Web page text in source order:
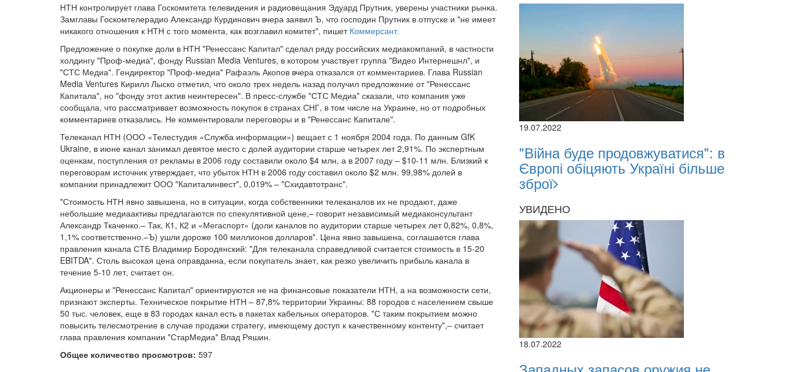
НТН контролирует глава Госкомитета телевидения и радиовещания Эдуард Прутник, уверены участники рынка.
Замглавы Госкомтелерадио Александр Курдинович вчера заявил Ъ, что господин Прутник в отпуске и "не имеет
никакого отношения к НТН с того момента, как возглавил комитет", пишет Коммерсант.
Предложение о покупке доли в НТН "Ренессанс Капитал" сделал ряду российских медиакомпаний, в частности
холдингу "Проф-медиа", фонду Russian Media Ventures, в котором участвует группа "Видео Интернешнл", и
"СТС Медиа". Гендиректор "Проф-медиа" Рафаэль Акопов вчера отказался от комментариев. Глава Russian
Media Ventures Кирилл Лыско отметил, что около трех недель назад получил предложение от "Ренессанс
Капитала", но "фонду этот актив неинтересен". В пресс-службе "СТС Медиа" сказали, что компания уже
сообщала, что рассматривает возможность покупок в странах СНГ, в том числе на Украине, но от подробных
комментариев отказались. Не комментировали переговоры и в "Ренессанс Капитале".
Телеканал НТН (ООО «Телестудия «Служба информации») вещает с 1 ноября 2004 года. По данным GfK
Ukraine, в июне канал занимал девятое место с долей аудитории старше четырех лет 2,91%. По экспертным
оценкам, поступления от рекламы в 2006 году составили около $4 млн, а в 2007 году – $10-11 млн. Близкий к
переговорам источник утверждает, что убыток НТН в 2006 году составил около $2 млн. 99,98% долей в
компании принадлежит ООО "Капиталинвест", 0,019% – "Схидавтотранс".
"Стоимость НТН явно завышена, но в ситуации, когда собственники телеканалов их не продают, даже
небольшие медиаактивы предлагаются по спекулятивной цене,– говорит независимый медиаконсультант
Александр Ткаченко.– Так, К1, К2 и «Мегаспорт» (доли каналов по аудитории старше четырех лет 0,82%, 0,8%,
1,1% соответственно.–Ъ) ушли дороже 100 миллионов долларов". Цена явно завышена, соглашается глава
правления канала СТБ Владимир Бородянский: "Для телеканала справедливой считается стоимость в 15-20
EBITDA". Столь высокая цена оправданна, если покупатель знает, как резко увеличить прибыль канала в
течение 5-10 лет, считает он.
Акционеры и "Ренессанс Капитал" ориентируются не на финансовые показатели НТН, а на возможности сети,
признают эксперты. Техническое покрытие НТН – 87,8% территории Украины: 88 городов с населением свыше
50 тыс. человек, еще в 83 городах канал есть в пакетах кабельных операторов. "С таким покрытием можно
повысить телесмотрение в случае продажи стратегу, имеющему доступ к качественному контенту",– считает
глава правления компании "СтарМедиа" Влад Ряшин.
Общее количество просмотров: 597
19.07.2022
"Війна буде продовжуватися": в
Європі обіцяють Україні більше
зброї
УВИДЕНО
18.07.2022